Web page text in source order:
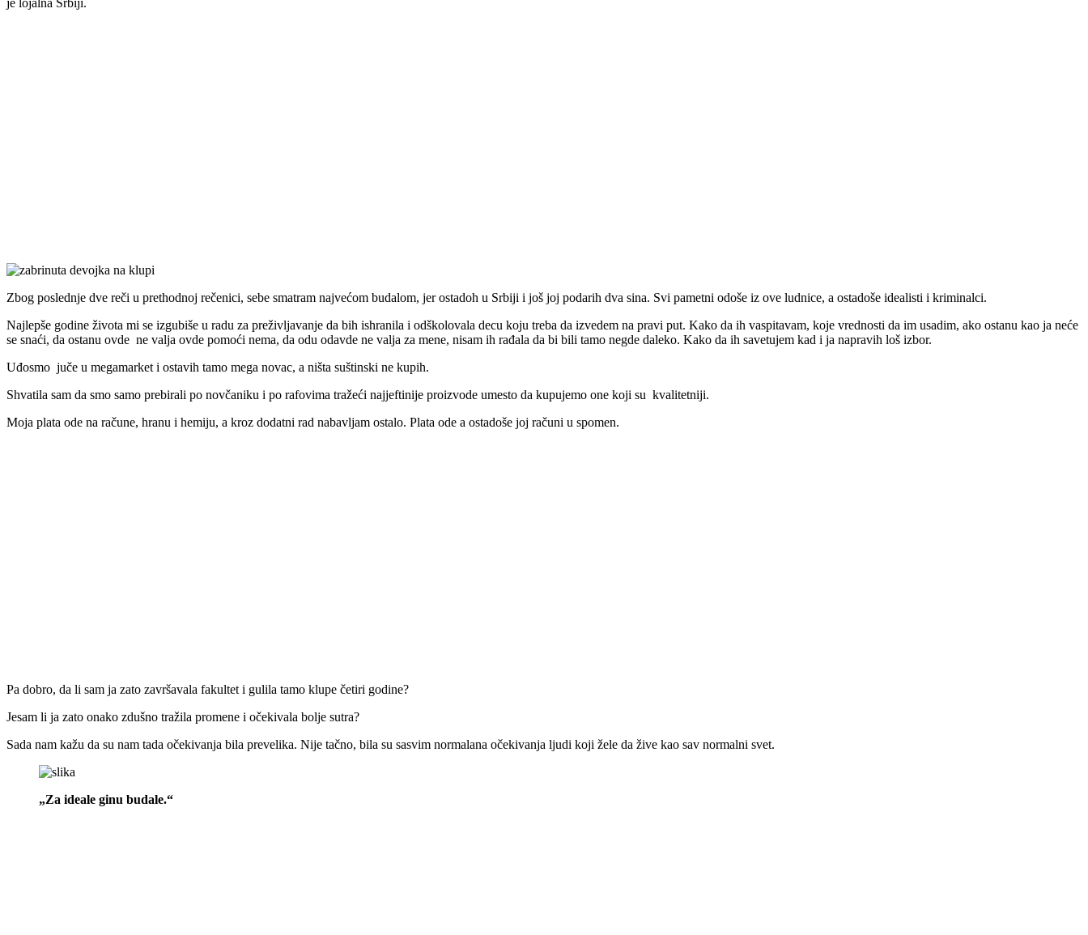
Zbog poslednje dve reči u prethodnoj rečenici, sebe smatram najvećom budalom, jer ostadoh u Srbiji i još joj podarih dva sina. Svi pametni odoše iz ove ludnice, a ostadoše idealisti i kriminalci.
Najlepše godine života mi se izgubiše u radu za preživljavanje da bih ishranila i odškolovala decu koju treba da izvedem na pravi put. Kako da ih vaspitavam, koje vrednosti da im usadim, ako ostanu kao ja neće
se snaći, da ostanu ovde ne valja ovde pomoći nema, da odu odavde ne valja za mene, nisam ih rađala da bi bili tamo negde daleko. Kako da ih savetujem kad i ja napravih loš izbor.
Uđosmo juče u megamarket i ostavih tamo mega novac, a ništa suštinski ne kupih.
Shvatila sam da smo samo prebirali po novčaniku i po rafovima tražeći najjeftinije proizvode umesto da kupujemo one koji su kvalitetniji.
Moja plata ode na račune, hranu i hemiju, a kroz dodatni rad nabavljam ostalo. Plata ode a ostadoše joj računi u spomen.
Pa dobro, da li sam ja zato završavala fakultet i gulila tamo klupe četiri godine?
Jesam li ja zato onako zdušno tražila promene i očekivala bolje sutra?
Sada nam kažu da su nam tada očekivanja bila prevelika. Nije tačno, bila su sasvim normalana očekivanja ljudi koji žele da žive kao sav normalni svet.
„Za ideale ginu budale.“